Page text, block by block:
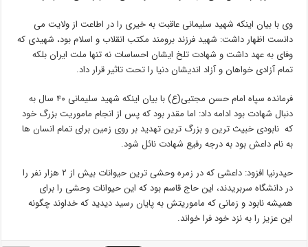
وی با بیان اینکه شهید سلیمانی عاقبت به خیری را در اطاعت از ولایت می
دانست اظهار داشت: شهید فرزند برومند مکتب انقلاب و اسلام بود، شهیدی که
وفای به عهد داشت و شهادت تلخ ایشان احساسات نه تنها ملت ایران بلکه
تمام آزادی خواهان و آزاد اندیشان دنیا را تحت تاثیر قرار داد.
فرمانده سپاه امام حسن مجتبی(ع) با بیان اینکه شهید سلیمانی ۴۰ سال به
دنبال شهادت بود ادامه داد: اما مقدر بود که پس از انجام ماموریت بزرگ خود
که نابودی خبیث ترین و بزرگ ترین تهدید بر روی زمین برای تمام انسان ها
به نام داعش بود به درجه رفیع شهادت نائل شود.
حیدرنیا افزود: داعشی که در زمره وحشی ترین حیوانات بیش از ۲ هزار نفر را
در دانشگاه سربریدند، این حاج قاسم بود که این حیوانات وحشی را برای
همیشه نابود و زمانی که ماموریتش به پایان رسید دیدید که خداوند چگونه
این عزیز را به نزد خود فرا خواند.